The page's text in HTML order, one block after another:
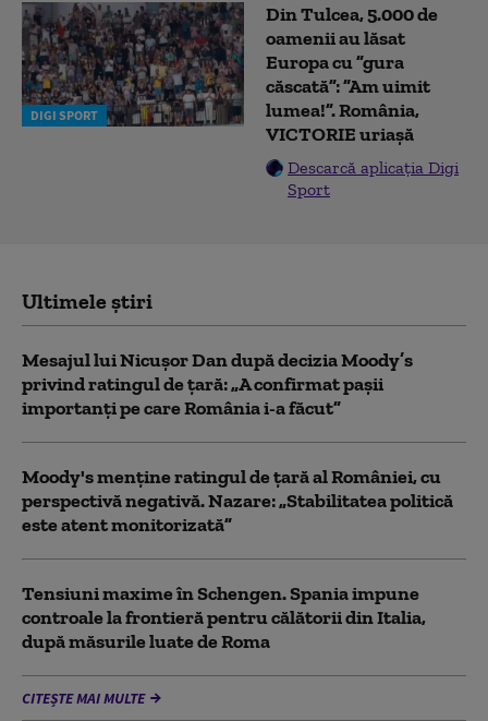
DIGI SPORT
Din Tulcea, 5.000 de
oamenii au lăsat
Europa cu ”gura
căscată”: ”Am uimit
lumea!”. România,
VICTORIE uriașă
Descarcă aplicația Digi
Sport
Ultimele știri
Mesajul lui Nicușor Dan după decizia Moody’s
privind ratingul de țară: „A confirmat pașii
importanți pe care România i-a făcut”
Moody's menține ratingul de țară al României, cu
perspectivă negativă. Nazare: „Stabilitatea politică
este atent monitorizată”
Tensiuni maxime în Schengen. Spania impune
controale la frontieră pentru călătorii din Italia,
după măsurile luate de Roma
CITEȘTE MAI MULTE